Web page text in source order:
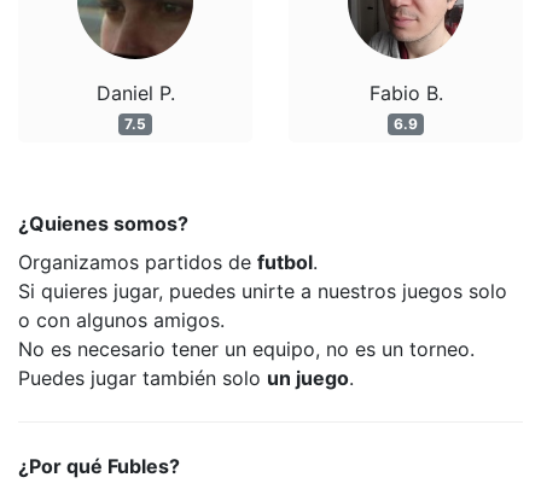
Daniel P.
7.5
Fabio B.
6.9
¿Quienes somos?
Organizamos partidos de futbol.
Si quieres jugar, puedes unirte a nuestros juegos solo
o con algunos amigos.
No es necesario tener un equipo, no es un torneo.
Puedes jugar también solo un juego.
¿Por qué Fubles?